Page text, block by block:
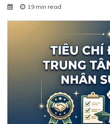
19 min read